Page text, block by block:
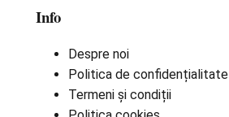
Info
Despre noi
Politica de confidențialitate
Termeni și condiții